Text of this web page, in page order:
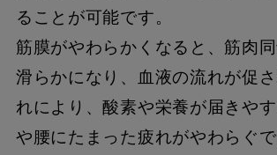
ることが可能です。
筋膜がやわらかくなると、筋肉
滑らかになり、血液の流れが促
れにより、酸素や栄養が届きや
や腰にたまった疲れがやわらぐで